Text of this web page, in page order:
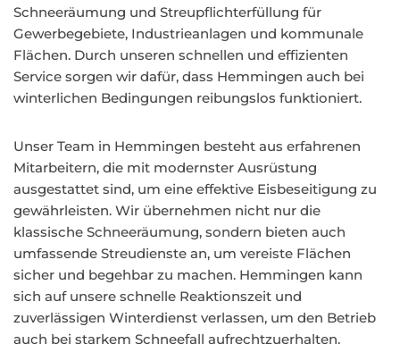
Schneeräumung und Streupflichterfüllung für
Gewerbegebiete, Industrieanlagen und kommunale
Flächen. Durch unseren schnellen und effizienten
Service sorgen wir dafür, dass Hemmingen auch bei
winterlichen Bedingungen reibungslos funktioniert.
Unser Team in Hemmingen besteht aus erfahrenen
Mitarbeitern, die mit modernster Ausrüstung
ausgestattet sind, um eine effektive Eisbeseitigung zu
gewährleisten. Wir übernehmen nicht nur die
klassische Schneeräumung, sondern bieten auch
umfassende Streudienste an, um vereiste Flächen
sicher und begehbar zu machen. Hemmingen kann
sich auf unsere schnelle Reaktionszeit und
zuverlässigen Winterdienst verlassen, um den Betrieb
auch bei starkem Schneefall aufrechtzuerhalten.